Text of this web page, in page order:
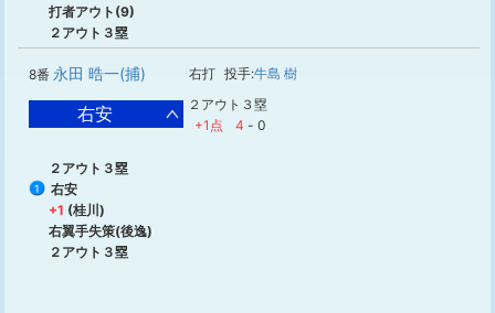
打者アウト(9)
２アウト３塁
8番 永田 晧一(捕) 右打 投手:牛島 樹
右安
２アウト３塁
+1点
4 - 0
２アウト３塁
1
右安
+1 (桂川)
右翼手失策(後逸)
２アウト３塁